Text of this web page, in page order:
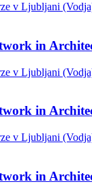
v Ljubljani
in
v Ljubljani
in
v Ljubljani
in